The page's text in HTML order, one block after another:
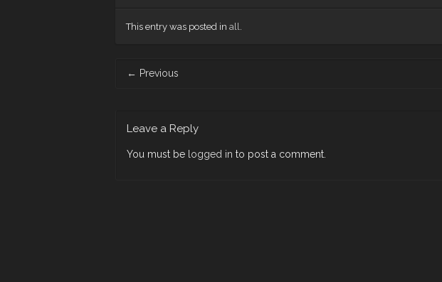
This entry was posted in all.
navigation
← Previous
Leave a Reply
You must be logged in to post a comment.